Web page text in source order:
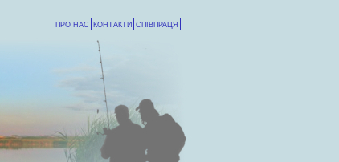
СПІВПРАЦЯ
КОНТАКТИ
ПРО НАС